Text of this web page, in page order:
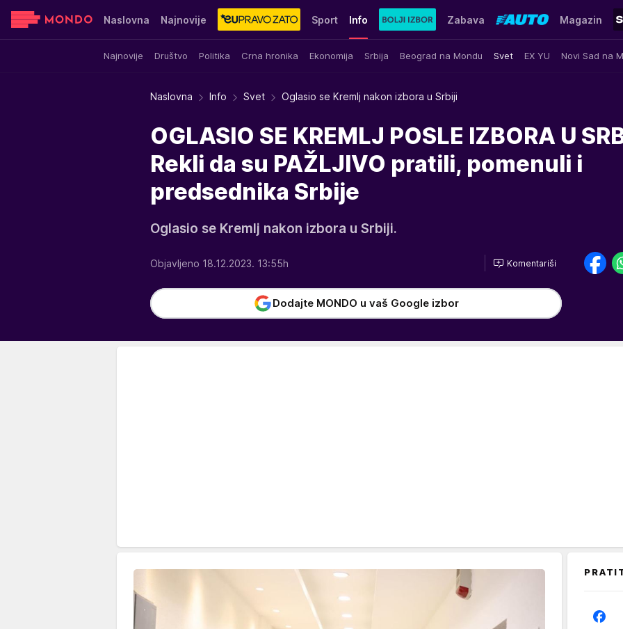
Naslovna Najnovije Sport Info
Najnovije Društvo Politika Crna hronika Ekonomija Srbija Beograd na Mondu Svet EX YU Novi Sad na
Zabava Magazin
Sensa Stvar ukusa Yumama
Naslovna Info Svet Oglasio se Kremlj nakon izbora u Srbiji
OGLASIO SE KREMLJ POSLE IZBORA U
Rekli da su PAŽLJIVO pratili, pomenuli i
predsednika Srbije
Oglasio se Kremlj nakon izbora u Srbiji.
Objavljeno 18.12.2023. 13:55h Komentariši
Dodajte MONDO u vaš Google izbor